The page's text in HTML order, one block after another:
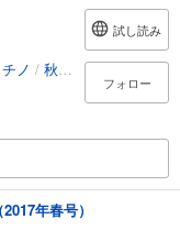
ノ / 秋山みち花 /彩寧一
試し読み
フォロー
年春号）